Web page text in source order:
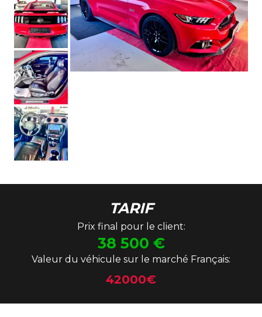
TARIF
Prix final pour le client:
38 500 €
Valeur du véhicule sur le marché Français:
42000€